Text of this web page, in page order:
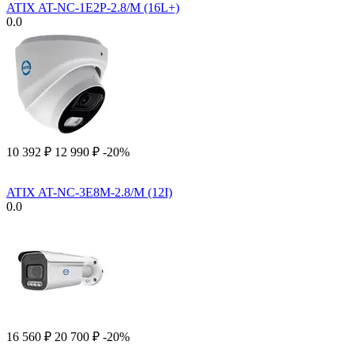
ATIX AT-NC-1E2P-2.8/M (16L+)
0.0
10 392 ₽ 12 990 ₽ -20%
ATIX AT-NC-3E8M-2.8/M (12I)
0.0
16 560 ₽ 20 700 ₽ -20%